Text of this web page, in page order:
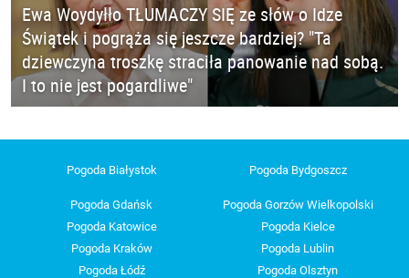
Ewa Woydyłło TŁUMACZY SIĘ ze słów o Idze
Świątek i pogrąża się jeszcze bardziej? "Ta
dziewczyna troszkę straciła panowanie nad sobą.
I to nie jest pogardliwe"
Pogoda Białystok Pogoda Bydgoszcz
Pogoda Gdańsk
Pogoda Gorzów Wielkopolski
Pogoda Katowice
Pogoda Kielce
Pogoda Kraków
Pogoda Lublin
Pogoda Łódź
Pogoda Olsztyn